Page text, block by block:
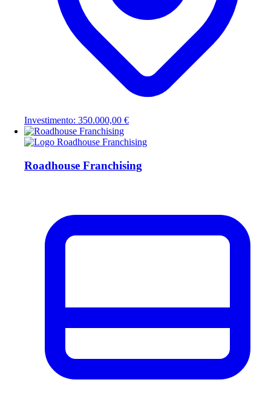
Investimento: 350.000,00 €
Roadhouse Franchising